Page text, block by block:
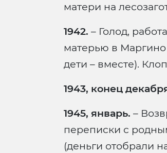
матери на
1942. – Голод,
матерью в
дети – вместе).
1943, конец
1945, январь. –
переписки с
(деньги отобрали